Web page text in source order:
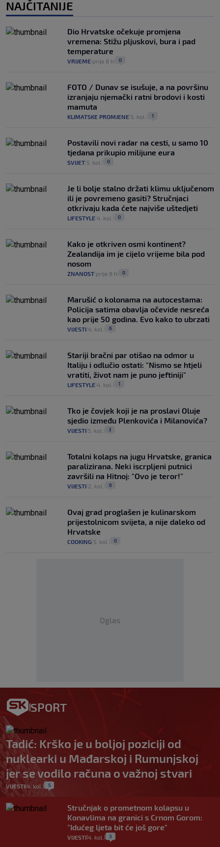
NAJČITANIJE
Dio Hrvatske očekuje promjena
vremena: Stižu pljuskovi, bura i pad
temperature
VRIJEME prije 8 h 0
FOTO / Dunav se isušuje, a na površinu
izranjaju njemački ratni brodovi i kosti
mamuta
KLIMATSKE PROMJENE 5. kol. 1
Postavili novi radar na cesti, u samo 10
tjedana prikupio milijune eura
SVIJET 5. kol. 0
Je li bolje stalno držati klimu uključenom
ili je povremeno gasiti? Stručnjaci
otkrivaju kada ćete najviše uštedjeti
LIFESTYLE 4. kol. 0
Kako je otkriven osmi kontinent?
Zealandija im je cijelo vrijeme bila pod
nosom
ZNANOST prije 8 h 0
Marušić o kolonama na autocestama:
Policija satima obavlja očevide nesreća
kao prije 50 godina. Evo kako to ubrzati
VIJESTI 4. kol. 6
Stariji bračni par otišao na odmor u
Italiju i odlučio ostati: "Nismo se htjeli
vratiti, život nam je puno jeftiniji"
LIFESTYLE 4. kol. 1
Tko je čovjek koji je na proslavi Oluje
sjedio između Plenkovića i Milanovića?
VIJESTI 5. kol. 3
Totalni kolaps na jugu Hrvatske, granica
paralizirana. Neki iscrpljeni putnici
završili na Hitnoj: "Ovo je teror!"
VIJESTI 2. kol. 6
Ovaj grad proglašen je kulinarskom
prijestolnicom svijeta, a nije daleko od
Hrvatske
COOKING 5. kol. 0
Oglas
SPORT
Tadić: Krško je u boljoj poziciji od
nuklearki u Mađarskoj i Rumunjskoj
jer se vodilo računa o važnoj stvari
VIJESTI|4. kol. 5
Stručnjak o prometnom kolapsu u
Konavlima na granici s Crnom Gorom:
"Idućeg ljeta bit će još gore"
VIJESTI 4. kol. 3